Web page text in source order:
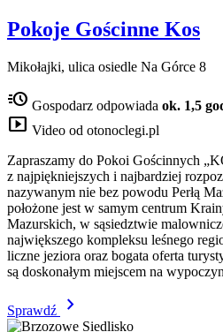
Pokoje Gościnne Kos
Mikołajki, ulica osiedle Na Górce 8
acute Gospodarz odpowiada ok. 1,5
smart_display Video od otonoclegi.pl
Zapraszamy do Pokoi Gościnnych
z najpiękniejszych i najbardziej
nazywanym nie bez powodu Perłą
położone jest w samym centrum
Mazurskich, w sąsiedztwie
największego kompleksu leśnego
liczne jeziora oraz bogata oferta
są doskonałym miejscem na
Sprawdź
chevron_right